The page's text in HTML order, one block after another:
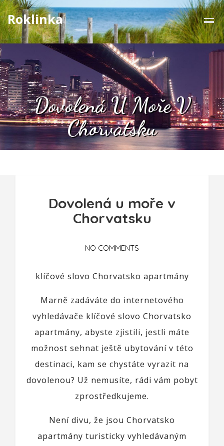
Roklinka
Dovolená U Moře V
Chorvatsku
Dovolená u moře v
Chorvatsku
NO COMMENTS
klíčové slovo Chorvatsko apartmány
Marně zadáváte do internetového
vyhledávače klíčové slovo Chorvatsko
apartmány, abyste zjistili, jestli máte
možnost sehnat ještě ubytování v této
destinaci, kam se chystáte vyrazit na
dovolenou? Už nemusíte, rádi vám pobyt
zprostředkujeme.
Není divu, že jsou Chorvatsko
apartmány turisticky vyhledávaným